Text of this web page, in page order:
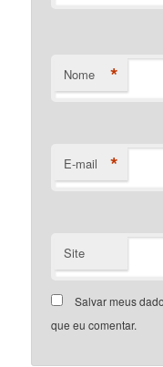
Nome *
E-mail *
Site
Salvar meus
que eu comentar.